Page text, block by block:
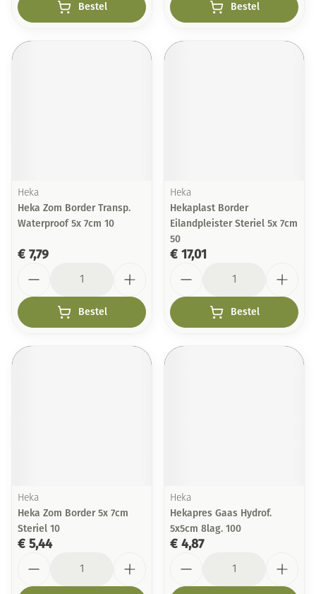
Bestel Bestel
Heka
Heka Zom Border Transp.
Waterproof 5x 7cm 10
€ 7,79
Bestel
Heka
Hekaplast Border
Eilandpleister Steriel 5x 7cm
50
€ 17,01
Bestel
Heka
Heka Zom Border 5x 7cm
Steriel 10
€ 5,44
Heka
Hekapres Gaas Hydrof.
5x5cm 8lag. 100
€ 4,87